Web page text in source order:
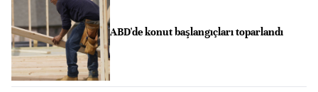
ABD'de konut başlangıçları toparlandı